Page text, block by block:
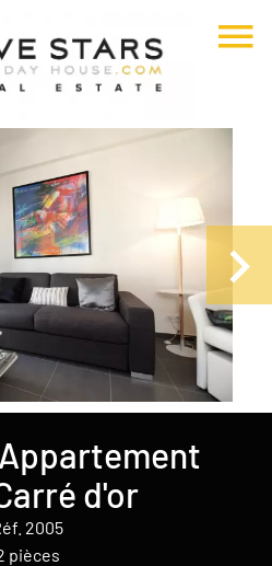
d'or
2005
pièces